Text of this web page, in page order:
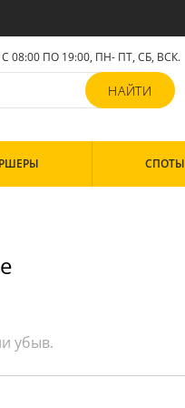
С 08:00 ПО 19:00, ПН- ПТ, СБ, ВСК.
СПОТЫ